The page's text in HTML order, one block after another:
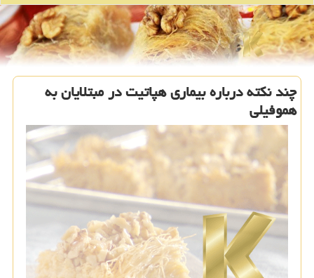
چند نكته درباره بیماری هپاتیت در مبتلایان به
هموفیلی